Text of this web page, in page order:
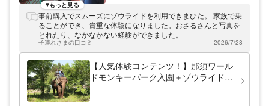
の事前購入となるので、入り口でスマホを見
せるだけとスムーズに入場できます。おさる
ランド＆アニタウン 日光さる軍団劇場のお
得なクーポンを使って、可愛いお猿さんたち
に会いに行ってみましょう！
3回公演の「アニマルシアター」をはじめ、
「ふれあい広場」でのモルモット＆ウサギと
のふれあい、国内でも貴重な「ゾウの森」で
のゾウライド、ヘビを巻いての記念撮影な
ど、ワクワクする体験が満載。50種400頭羽
の動物たちがお出迎えしてくれます。ラオス
からやってきた2頭のアジアゾウにえさをあ
げたり、「ふれあい広場｣でリスザル、ワオ
もっと見る
事前購入でスムーズにゾウライドを利用できまひた。 家族で乗
ることができ、貴重な体験になりました。おさるさんと写真を
とれたり、なかなかない経験ができました。
子連れさまの口コミ 2026/7/28
【人気体験コンテンツ！】那須ワール
ドモンキーパーク入園＋ゾウライドセ